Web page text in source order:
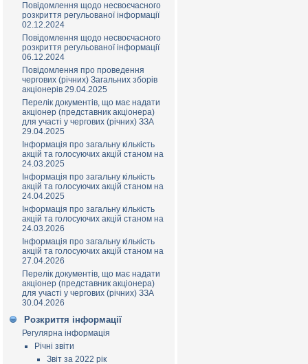
Повідомлення щодо несвоєчасного
розкриття регульованої інформації
02.12.2024
Повідомлення щодо несвоєчасного
розкриття регульованої інформації
06.12.2024
Повідомлення про проведення
чергових (річних) Загальних зборів
акціонерів 29.04.2025
Перелік документів, що має надати
акціонер (представник акціонера)
для участі у чергових (річних) ЗЗА
29.04.2025
Інформація про загальну кількість
акцій та голосуючих акцій станом на
24.03.2025
Інформація про загальну кількість
акцій та голосуючих акцій станом на
24.04.2025
Інформація про загальну кількість
акцій та голосуючих акцій станом на
24.03.2026
Інформація про загальну кількість
акцій та голосуючих акцій станом на
27.04.2026
Перелік документів, що має надати
акціонер (представник акціонера)
для участі у чергових (річних) ЗЗА
30.04.2026
Розкриття інформації
Регулярна інформація
Річні звіти
Звіт за 2022 рік